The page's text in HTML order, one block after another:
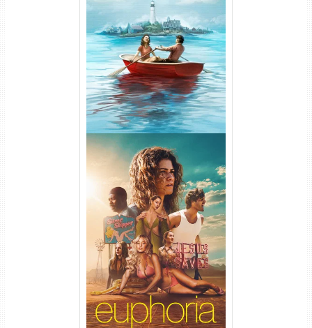
O Segredo de Widow’s Bay
1ª Temporada Torrent (2026)
WEB-DL 1080p Dual Áudio
Euphoria 3ª Temporada
Torrent (2026) WEB-DL 1080p
Dual Áudio